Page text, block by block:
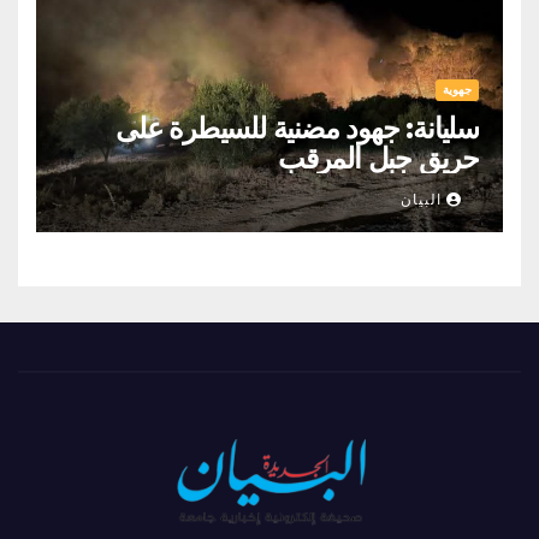
جهوية
سليانة: جهود مضنية للسيطرة على
حريق جبل المرقب
البيان